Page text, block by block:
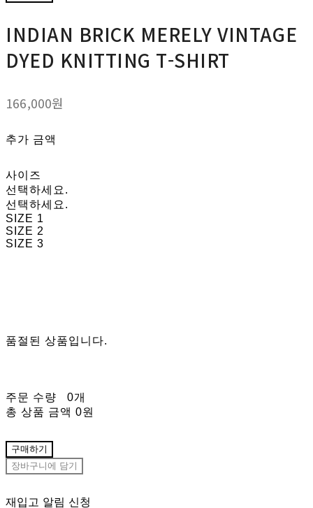
INDIAN BRICK MERELY VINTAGE
DYED KNITTING T-SHIRT
166,000원
추가 금액
사이즈
선택하세요.
선택하세요.
SIZE 1
SIZE 2
SIZE 3
품절된 상품입니다.
주문 수량
0개
총 상품 금액 0원
구매하기
장바구니에 담기
재입고 알림 신청